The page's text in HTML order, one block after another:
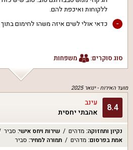
ללקוחות ואיכפת להם.
- כדאי אולי לשים איזה משהו לחימום
סוג סוקרים: משפחות
מועד האירוח -ינואר 2025
8.4 עינב
אהבתי יחסית
נקיון ותחזוקה: מדהים שירות ויחס אישי: סביר
אמת בפרסום: מדהים תמורה למחיר: סביר